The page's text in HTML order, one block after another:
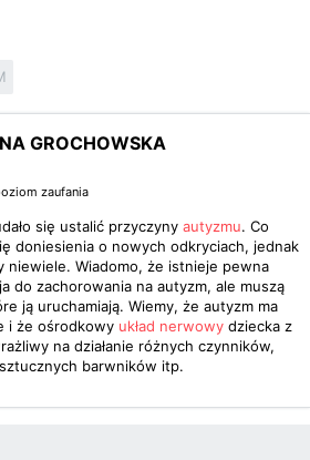
GROCHOWSKA
zaufania
się ustalić przyczyny autyzmu. Co
doniesienia o nowych odkryciach, jednak
niewiele. Wiadomo, że istnieje pewna
do zachorowania na autyzm, ale muszą
ją uruchamiają. Wiemy, że autyzm ma
i że ośrodkowy układ nerwowy dziecka z
na działanie różnych czynników,
barwników itp.